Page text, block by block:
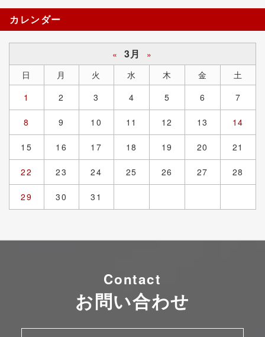
カレンダー
« 3月
»
日
月 火 水 木 金
土
1
2 3 4 5 6 7
8 9 10 11 12 13 14
15 16 17 18 19 20 21
22 23 24 25 26 27 28
29 30 31
Contact
お問い合わせ